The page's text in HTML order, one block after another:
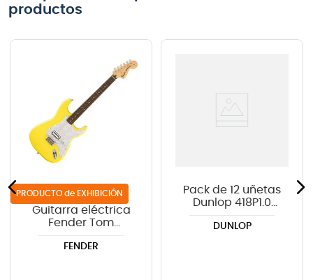
productos
de EXHIBICIÓN
Guitarra eléctrica
Fender Tom
Stratocaster® -
FENDER
Pack de 12 uñetas
Dunlop 418P1.0
DUNLOP